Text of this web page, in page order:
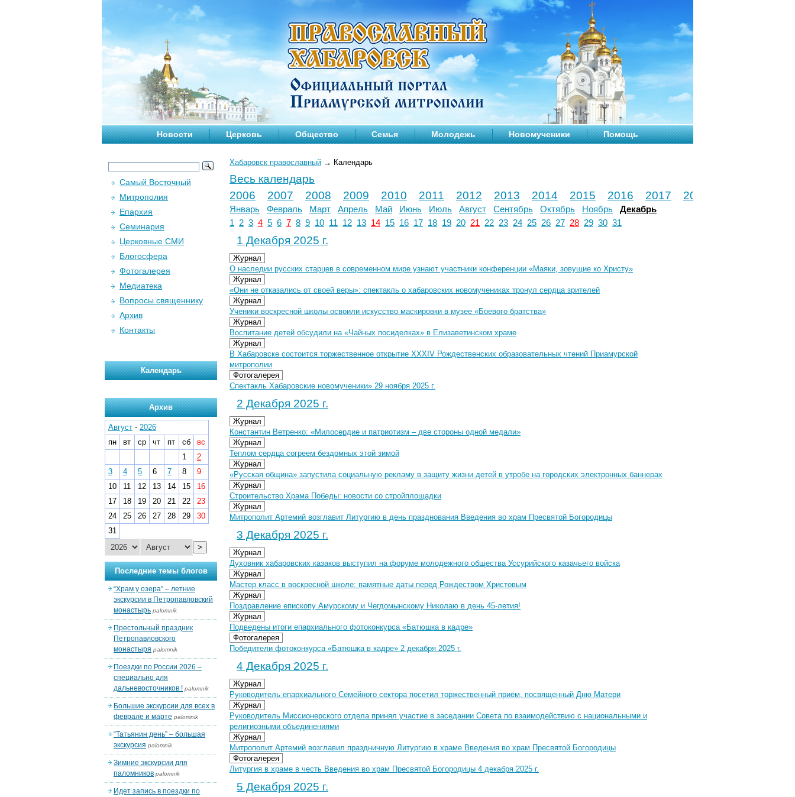
Новости Церковь Общество Семья Молодежь Новомученики Помощь
Хабаровск православный → Календарь
Весь календарь
2006
2007 2008 2009 2010 2011 2012 2013 2014 2015 2016 2017 2018
Январь Февраль Март Апрель Май Июнь Июль Август Сентябрь Октябрь Ноябрь
Декабрь
1
2 3 4 5 6 7 8 9 10 11 12 13 14 15 16 17 18 19 20 21 22 23 24 25 26 27 28 29 30 31
1 Декабря 2025 г.
Журнал
О наследии русских старцев в современном мире узнают участники конференции «Маяки, зовущие ко Христу»
Журнал
«Они не отказались от своей веры»: спектакль о хабаровских новомучениках тронул сердца зрителей
Журнал
Ученики воскресной школы освоили искусство маскировки в музее «Боевого братства»
Журнал
Воспитание детей обсудили на «Чайных посиделках» в Елизаветинском храме
Журнал
В Хабаровске состоится торжественное открытие XXXIV Рождественских образовательных чтений Приамурской
митрополии
Фотогалерея
Спектакль Хабаровские новомученики» 29 ноября 2025 г.
2 Декабря 2025 г.
Журнал
Константин Ветренко: «Милосердие и патриотизм – две стороны одной медали»
Журнал
Теплом сердца согреем бездомных этой зимой
Журнал
«Русская община» запустила социальную рекламу в защиту жизни детей в утробе на городских электронных баннерах
Журнал
Строительство Храма Победы: новости со стройплощадки
Журнал
Митрополит Артемий возглавит Литургию в день празднования Введения во храм Пресвятой Богородицы
3 Декабря 2025 г.
Журнал
Духовник хабаровских казаков выступил на форуме молодежного общества Уссурийского казачьего войска
Журнал
Мастер класс в воскресной школе: памятные даты перед Рождеством Христовым
Журнал
Поздравление епископу Амурскому и Чегдомынскому Николаю в день 45-летия!
Журнал
Подведены итоги епархиального фотоконкурса «Батюшка в кадре»
Фотогалерея
Победители фотоконкурса «Батюшка в кадре» 2 декабря 2025 г.
4 Декабря 2025 г.
Журнал
Руководитель епархиального Семейного сектора посетил торжественный приём, посвященный Дню Матери
Журнал
Руководитель Миссионерского отдела принял участие в заседании Совета по взаимодействию с национальными и
религиозными объединениями
Журнал
Митрополит Артемий возглавил праздничную Литургию в храме Введения во храм Пресвятой Богородицы
Фотогалерея
Литургия в храме в честь Введения во храм Пресвятой Богородицы 4 декабря 2025 г.
5 Декабря 2025 г.
Самый Восточный
Митрополия
Епархия
Семинария
Церковные СМИ
Блогосфера
Фотогалерея
Медиатека
Вопросы священнику
Архив
Контакты
Календарь
Архив
Август - 2026
пн
вт ср чт пт сб
вс
1
2
3
4 5 6 7 8
9
10
11 12 13 14 15
16
17
18 19 20 21 22
23
24
25 26 27 28 29
30
31
>
Последние темы блогов
“Храм у озера” – летние
экскурсии в Петропавловский
монастырь palomnik
Престольный праздник
Петропавловского
монастыря palomnik
Поездки по России 2026 –
специально для
дальневосточников ! palomnik
Большие экскурсии для всех в
феврале и марте palomnik
“Татьянин день” – большая
экскурсия palomnik
Зимние экскурсии для
паломников palomnik
Идет запись в поездки по